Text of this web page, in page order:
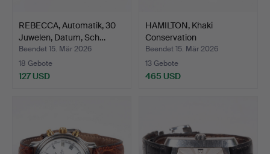
REBECCA, Automatik, 30
Juwelen, Datum, Sch…
Beendet 15. Mär 2026
18 Gebote
127 USD
HAMILTON, Khaki
Conservation
International…
Beendet 15. Mär 2026
13 Gebote
465 USD